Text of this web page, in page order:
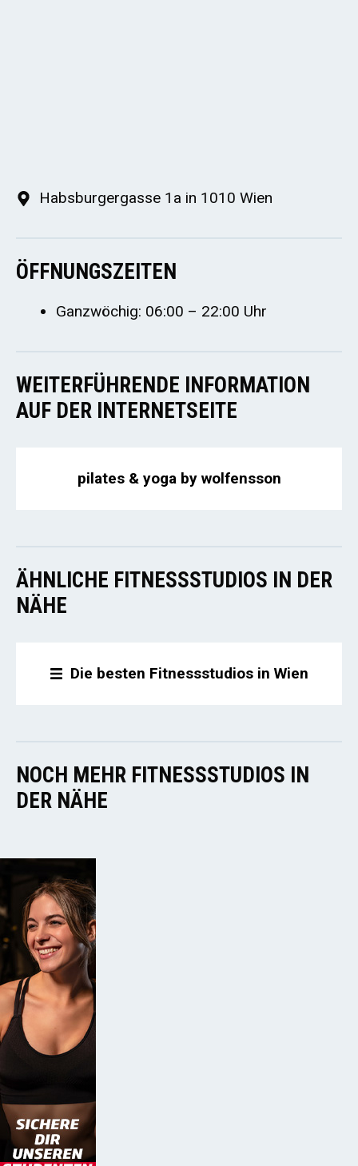
Habsburgergasse 1a in 1010 Wien
ÖFFNUNGSZEITEN
Ganzwöchig: 06:00 – 22:00 Uhr
WEITERFÜHRENDE INFORMATION
AUF DER INTERNETSEITE
pilates & yoga by wolfensson
ÄHNLICHE FITNESSSTUDIOS IN DER
NÄHE
Die besten Fitnessstudios in Wien
NOCH MEHR FITNESSSTUDIOS IN
DER NÄHE